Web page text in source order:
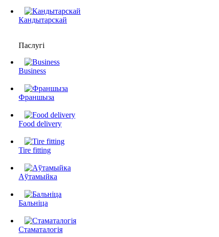
Кандытарскай
Паслугі
Business
Франшыза
Food delivery
Tire fitting
Аўтамыйка
Бальніца
Стаматалогія